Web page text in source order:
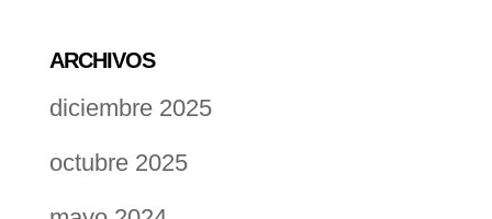
ARCHIVOS
diciembre 2025
octubre 2025